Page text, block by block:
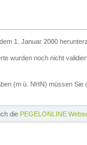
1. Januar 2000
wurden noch nicht
(m ü. NHN) müssen Sie
die PEGELONLINE